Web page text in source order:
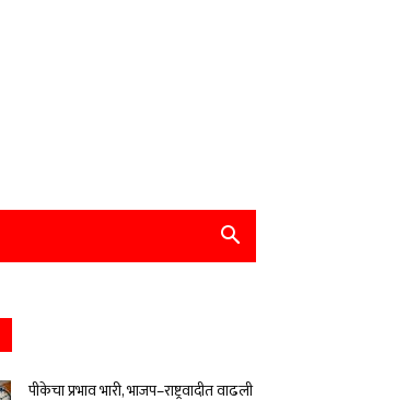
पीकेचा प्रभाव भारी, भाजप–राष्ट्रवादीत वाढली